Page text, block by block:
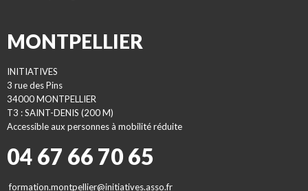
MONTPELLIER
INITIATIVES
3 rue des Pins
34000 MONTPELLIER
T3 : SAINT-DENIS (200 M)
Accessible aux personnes à mobilité réduite
04 67 66 70 65
formation.montpellier@initiatives.asso.fr